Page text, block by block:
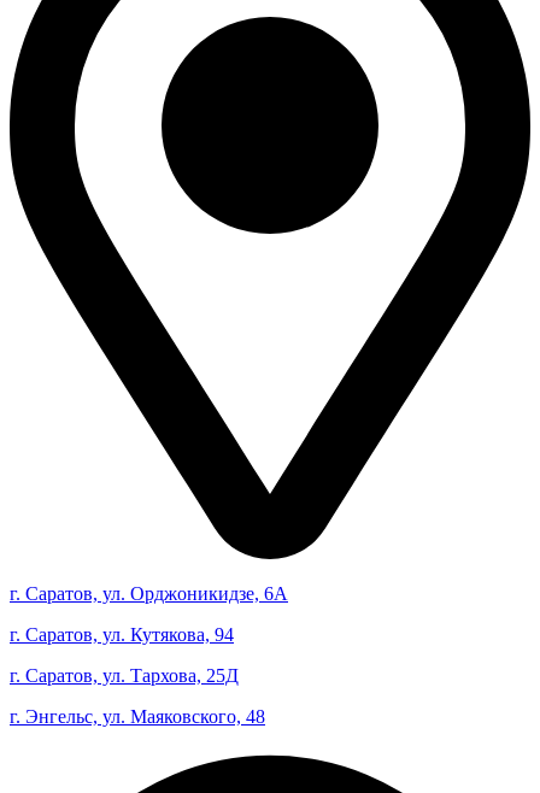
г. Саратов, ул. Орджоникидзе, 6А
г. Саратов, ул. Кутякова, 94
г. Саратов, ул. Тархова, 25Д
г. Энгельс, ул. Маяковского, 48